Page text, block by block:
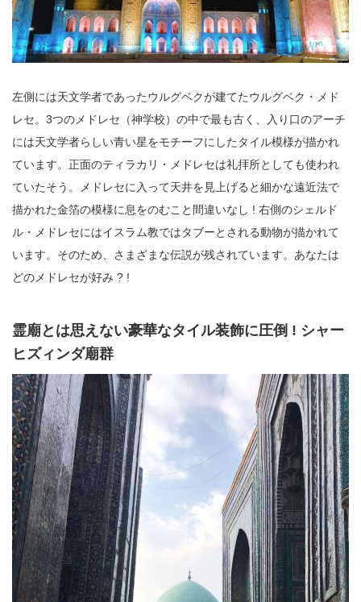
左側には天文学者であったウルグベクが建てたウルグベク・メド
レセ。3つのメドレセ（神学校）の中で最も古く、入り口のアーチ
には天文学者らしい青い星をモチーフにしたタイル模様が描かれ
ています。正面のティラカリ・メドレセは礼拝所としても使われ
ていたそう。メドレセに入って天井を見上げると細かな遠近法で
描かれた金箔の模様に息をのむこと間違いなし ! 右側のシェルド
ル・メドレセにはイスラム教ではタブーとされる動物が描かれて
います。そのため、さまざまな伝説が残されています。あなたは
どのメドレセが好み ? !
霊廟とは思えない豪華なタイル装飾に圧倒 ! シャー
ヒズィンダ廟群